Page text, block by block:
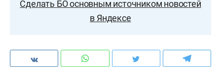
Сделать БО основным источником новостей
в Яндексе